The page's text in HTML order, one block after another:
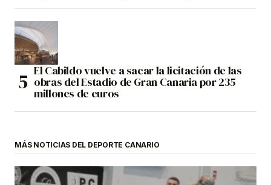
El Cabildo vuelve a sacar la licitación de las
obras del Estadio de Gran Canaria por 235
millones de euros
MÁS NOTICIAS DEL DEPORTE CANARIO